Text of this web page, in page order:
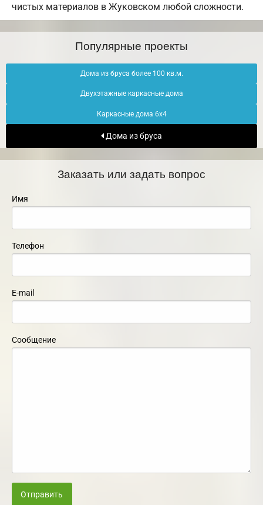
чистых материалов в Жуковском любой сложности.
Популярные проекты
Дома из бруса более 100 кв.м.
Двухэтажные каркасные дома
Каркасные дома 6х4
Дома из бруса
Заказать или задать вопрос
Имя
Телефон
E-mail
Сообщение
Отправить